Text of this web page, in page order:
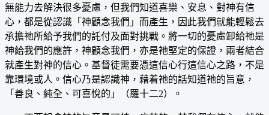
無能力去解決很多憂慮，但我們知道喜樂、安息、對神有信
心，都是從認識「神顧念我們」而產生，因此我們就能輕鬆去
承擔祂所給予我們的託付及面對挑戰。將一切的憂慮卸給祂是
神給我們的應許，神顧念我們，亦是祂堅定的保證，兩者結合
就產生對神的信心。基督徒需要憑這信心行這信心之路，不是
靠環境或人。信心乃是認識神，藉着祂的話知道祂的旨意，
「善良、純全、可喜悅的」（羅十二2）。